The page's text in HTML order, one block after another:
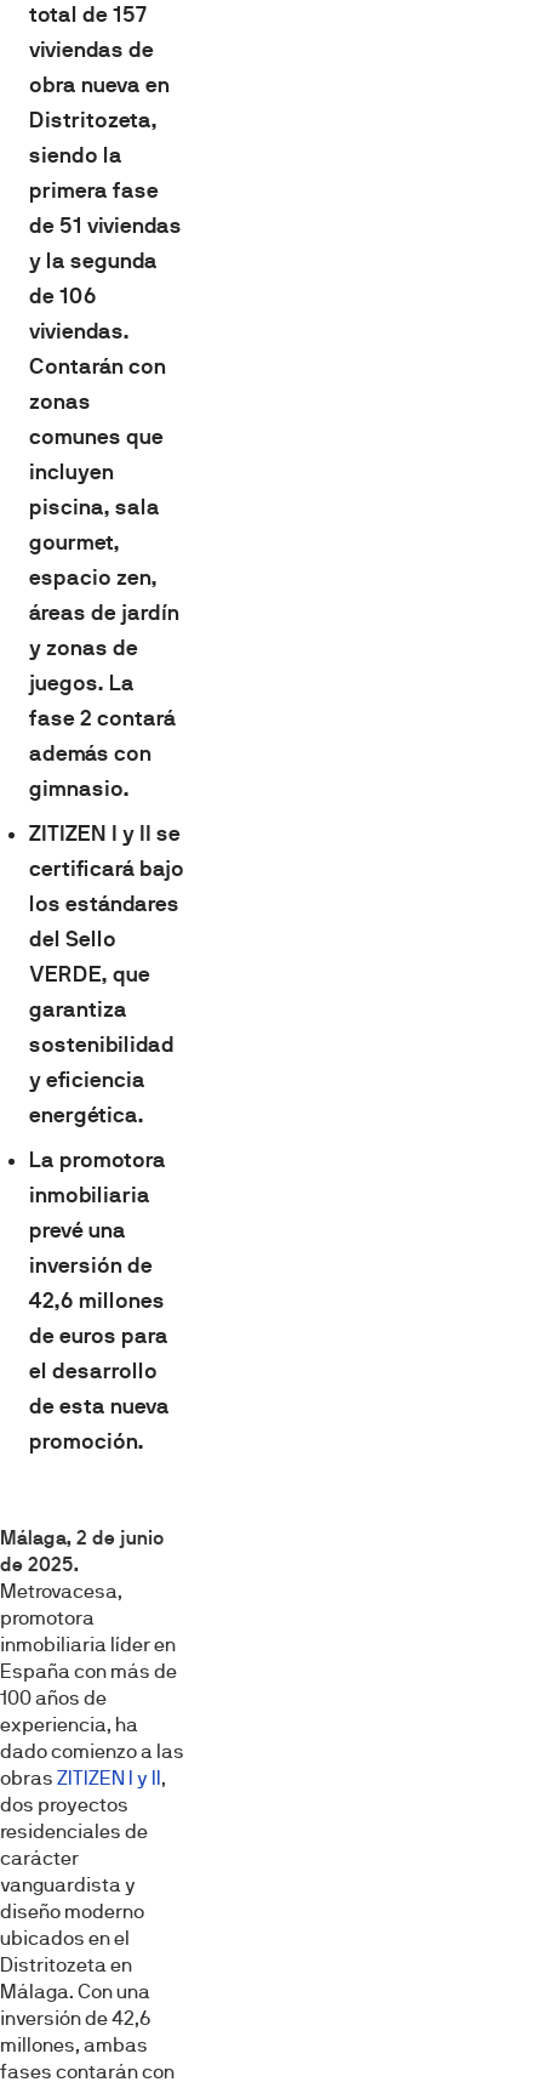
total de 157
viviendas de
obra nueva en
Distritozeta,
siendo la
primera fase
de 51 viviendas
y la segunda
de 106
viviendas.
Contarán con
zonas
comunes que
incluyen
piscina, sala
gourmet,
espacio zen,
áreas de jardín
y zonas de
juegos. La
fase 2 contará
además con
gimnasio.
ZITIZEN I y II se
certificará bajo
los estándares
del Sello
VERDE, que
garantiza
sostenibilidad
y eficiencia
energética.
La promotora
inmobiliaria
prevé una
inversión de
42,6 millones
de euros para
el desarrollo
de esta nueva
promoción.
Málaga, 2 de junio
de 2025.
Metrovacesa,
promotora
inmobiliaria líder en
España con más de
100 años de
experiencia, ha
dado comienzo a las
obras ZITIZEN I y II,
dos proyectos
residenciales de
carácter
vanguardista y
diseño moderno
ubicados en el
Distritozeta en
Málaga. Con una
inversión de 42,6
millones, ambas
fases contarán con